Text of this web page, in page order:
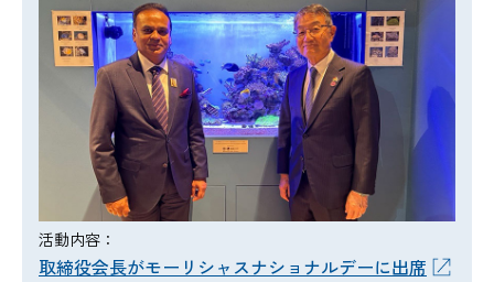
活動内容：
取締役会長がモーリシャスナショナルデーに出席